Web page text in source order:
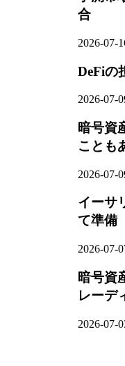
合
2026-07-
DeFiの
2026-07-
暗号資
ことも
2026-07-
イーサ
て準備
2026-07-
暗号資
レーデ
2026-07-